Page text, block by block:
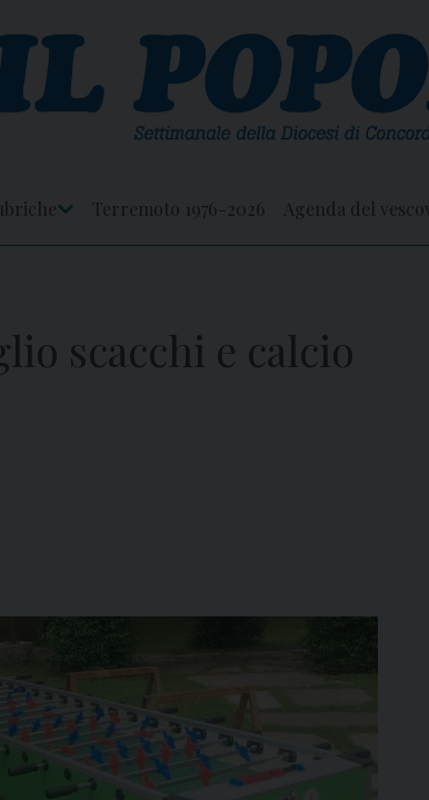
Terremoto 1976-2026 Agenda del
scacchi e calcio